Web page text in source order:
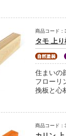
商品コード
タモ 上
住まいの
フローリ
挽板と心
商品コード